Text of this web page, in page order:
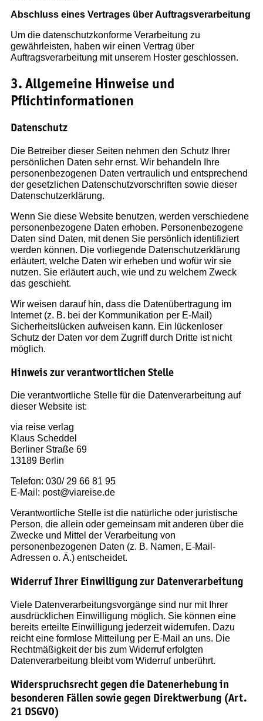
Abschluss eines Vertrages über Auftragsverarbeitung
Um die datenschutzkonforme Verarbeitung zu
gewährleisten, haben wir einen Vertrag über
Auftragsverarbeitung mit unserem Hoster geschlossen.
3. Allgemeine Hinweise und
Pflichtinformationen
Datenschutz
Die Betreiber dieser Seiten nehmen den Schutz Ihrer
persönlichen Daten sehr ernst. Wir behandeln Ihre
personenbezogenen Daten vertraulich und entsprechend
der gesetzlichen Datenschutzvorschriften sowie dieser
Datenschutzerklärung.
Wenn Sie diese Website benutzen, werden verschiedene
personenbezogene Daten erhoben. Personenbezogene
Daten sind Daten, mit denen Sie persönlich identifiziert
werden können. Die vorliegende Datenschutzerklärung
erläutert, welche Daten wir erheben und wofür wir sie
nutzen. Sie erläutert auch, wie und zu welchem Zweck
das geschieht.
Wir weisen darauf hin, dass die Datenübertragung im
Internet (z. B. bei der Kommunikation per E-Mail)
Sicherheitslücken aufweisen kann. Ein lückenloser
Schutz der Daten vor dem Zugriff durch Dritte ist nicht
möglich.
Hinweis zur verantwortlichen Stelle
Die verantwortliche Stelle für die Datenverarbeitung auf
dieser Website ist:
via reise verlag
Klaus Scheddel
Berliner Straße 69
13189 Berlin
Telefon: 030/ 29 66 81 95
E-Mail: post@viareise.de
Verantwortliche Stelle ist die natürliche oder juristische
Person, die allein oder gemeinsam mit anderen über die
Zwecke und Mittel der Verarbeitung von
personenbezogenen Daten (z. B. Namen, E-Mail-
Adressen o. Ä.) entscheidet.
Widerruf Ihrer Einwilligung zur Datenverarbeitung
Viele Datenverarbeitungsvorgänge sind nur mit Ihrer
ausdrücklichen Einwilligung möglich. Sie können eine
bereits erteilte Einwilligung jederzeit widerrufen. Dazu
reicht eine formlose Mitteilung per E-Mail an uns. Die
Rechtmäßigkeit der bis zum Widerruf erfolgten
Datenverarbeitung bleibt vom Widerruf unberührt.
Widerspruchsrecht gegen die Datenerhebung in
besonderen Fällen sowie gegen Direktwerbung (Art.
21 DSGVO)